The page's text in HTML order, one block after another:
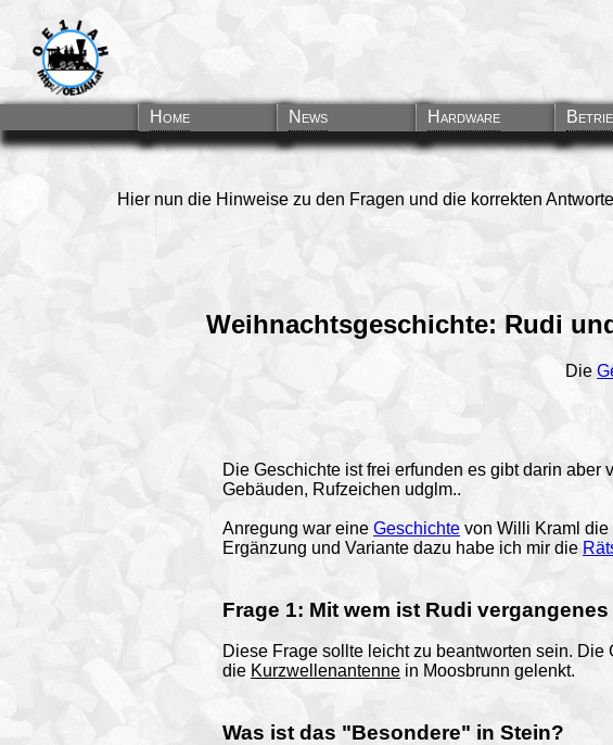
Home News Hardware
Hier nun die Hinweise zu den Fragen und die korrekten
Weihnachtsgeschichte: Rudi
Die
Die Geschichte ist frei erfunden es gibt darin
Gebäuden, Rufzeichen udglm..
Anregung war eine Geschichte von Willi Kraml die
Ergänzung und Variante dazu habe ich mir die
Frage 1: Mit wem ist Rudi
Diese Frage sollte leicht zu beantworten sein.
die Kurzwellenantenne in Moosbrunn gelenkt.
Was ist das "Besondere" in Stein?